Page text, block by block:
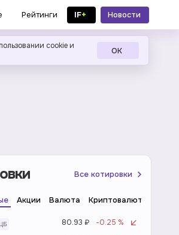
Рейтинги IF+
Новости
в MAX
cookie и
ОК
Все котировки
Акции Валюта Криптовалюта
80.93 ₽
-0.25 %